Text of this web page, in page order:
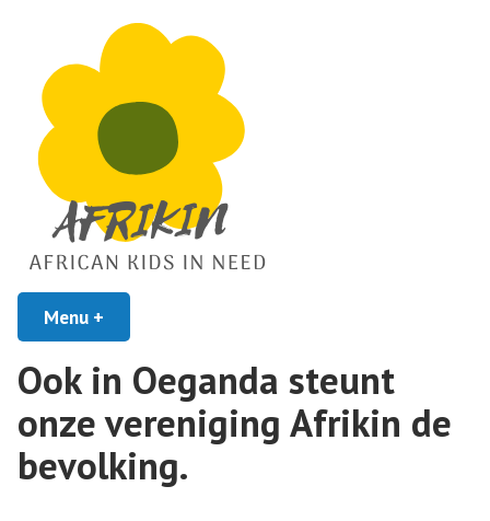
Afrikin
Menu +
Ook in Oeganda steunt
onze vereniging Afrikin de
bevolking.